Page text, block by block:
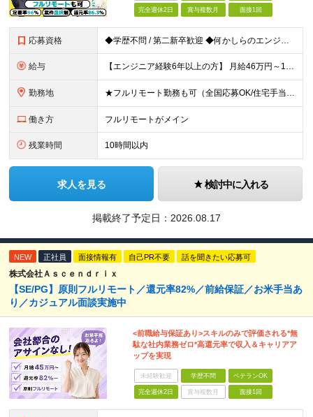
完全週休2日 賞与複数月 面接1回
応募資格 ◆学歴不問 / 第二新卒歓迎 ◆何かしらのエンジニア経験をお持ちの方 （言語・期間・フェーズ不問） 経験浅めの方も遠慮なくご応募ください！ ■入社前Q＆A ────── ◎実力に見合った報酬が手に
給与 【エンジニア経験6年以上の方】 月給46万円～100万円（固定残業代含む） ※上記月給には月30時間分の固定残業代（月8万7,400円～月19万円）を含む。超過分は全額支給。 【エンジニア経験4年以
勤務地 ★フルリモート勤務も可（全国応募OK/住宅手当を支給します） ※案件によって常駐が必要になる場合があります。 ※希望がない限り、転勤はありません ※U・Iターン歓迎 ★ルトラの社員は全国各地で活躍中
働き方 フルリモートがメイン
残業時間 10時間以内
求人を見る 検討中に入れる
掲載終了予定日： 2026.08.17
NEW 正社員 面接情報有 自己PR不要 話を聞きたい応募可
株式会社Ａｓｃｅｎｄｒｉｘ
【SE/PG】原則フルリモート／還元率82%／前給保証／お米手当あ
り／カジュアル面談実施中
<前職給与保証あり>スキルのみで評価される*無
駄な社内業務ゼロ*高還元率で収入＆キャリアア
ップを実現
未経験歓迎 学歴不問 ベテランOK
完全週休2日 賞与複数月 面接1回